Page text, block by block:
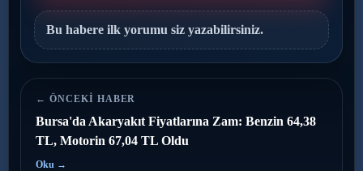
Bu habere ilk yorumu siz yazabilirsiniz.
← ÖNCEKI HABER
Bursa'da Akaryakıt Fiyatlarına Zam: Benzin 64,38
TL, Motorin 67,04 TL Oldu
Oku →